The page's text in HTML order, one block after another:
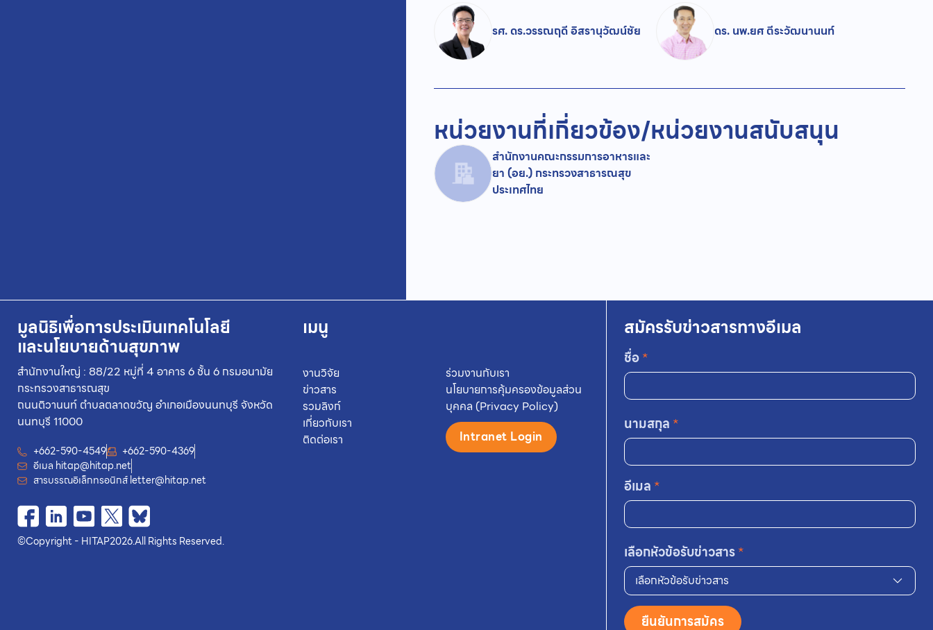
รศ. ดร.วรรณฤดี อิสรานุวัฒน์ชัย ดร. นพ.ยศ ตีระวัฒนานนท์
หน่วยงานที่เกี่ยวข้อง/หน่วยงานสนับสนุน
สำนักงานคณะกรรมการอาหารและ
ยา (อย.) กระทรวงสาธารณสุข
ประเทศไทย
มูลนิธิเพื่อการประเมินเทคโนโลยี
และนโยบายด้านสุขภาพ
สำนักงานใหญ่ : 88/22 หมู่ที่ 4 อาคาร 6 ชั้น 6 กรมอนามัย
กระทรวงสาธารณสุข
ถนนติวานนท์ ตำบลตลาดขวัญ อำเภอเมืองนนทบุรี จังหวัด
นนทบุรี 11000
+662-590-4549
+662-590-4369
อีเมล hitap@hitap.net
สารบรรณอิเล็กทรอนิกส์letter@hitap.net
©Copyright - HITAP2026.All Rights Reserved.
เมนู
งานวิจัย
ข่าวสาร
รวมลิงก์
เกี่ยวกับเรา
ติดต่อเรา
ร่วมงานกับเรา
นโยบายการคุ้มครองข้อมูลส่วน
บุคคล (Privacy Policy)
Intranet Login
สมัครรับข่าวสารทางอีเมล
ชื่อ*
นามสกุล *
อีเมล *
เลือกหัวข้อรับข่าวสาร*
เลือกหัวข้อรับข่าวสาร
ยืนยันการสมัคร